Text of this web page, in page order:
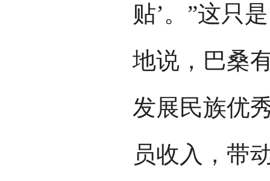
贴’。”这只
地说，巴桑
发展民族优
员收入，带